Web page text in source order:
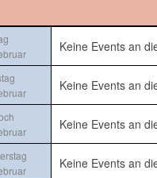
Keine Events an
Keine Events an
Keine Events an
Keine Events an